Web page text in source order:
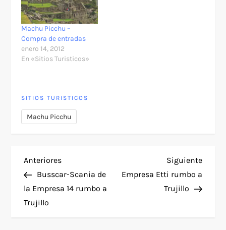
Machu Picchu –
Compra de entradas
enero 14, 2012
En «Sitios Turisticos»
SITIOS TURISTICOS
Machu Picchu
N
a
v
Entrada
anterior
Anteriores
Busscar-Scania de
la Empresa 14 rumbo a
Trujillo
Siguiente
Empresa Etti rumbo a
Trujillo